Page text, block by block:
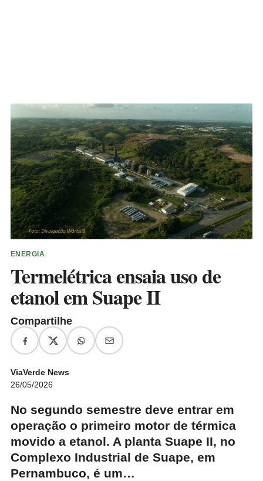
ENERGIA
Termelétrica ensaia uso de
etanol em Suape II
Compartilhe
ViaVerde News
26/05/2026
No segundo semestre deve entrar em
operação o primeiro motor de térmica
movido a etanol. A planta Suape II, no
Complexo Industrial de Suape, em
Pernambuco, é um…